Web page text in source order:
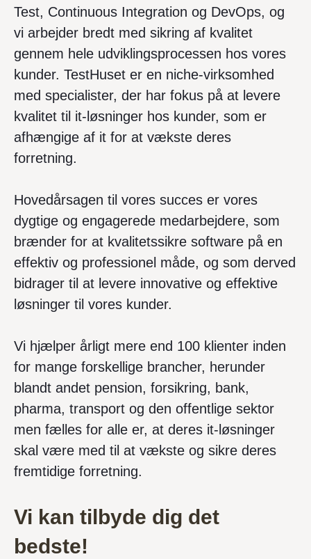
Test, Continuous Integration og DevOps, og
vi arbejder bredt med sikring af kvalitet
gennem hele udviklingsprocessen hos vores
kunder. TestHuset er en niche-virksomhed
med specialister, der har fokus på at levere
kvalitet til it-løsninger hos kunder, som er
afhængige af it for at vækste deres
forretning.
Hovedårsagen til vores succes er vores
dygtige og engagerede medarbejdere, som
brænder for at kvalitetssikre software på en
effektiv og professionel måde, og som derved
bidrager til at levere innovative og effektive
løsninger til vores kunder.
Vi hjælper årligt mere end 100 klienter inden
for mange forskellige brancher, herunder
blandt andet pension, forsikring, bank,
pharma, transport og den offentlige sektor
men fælles for alle er, at deres it-løsninger
skal være med til at vækste og sikre deres
fremtidige forretning.
Vi kan tilbyde dig det
bedste!